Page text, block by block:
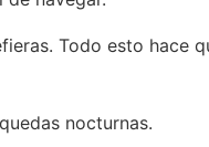
Todo esto hace
nocturnas.